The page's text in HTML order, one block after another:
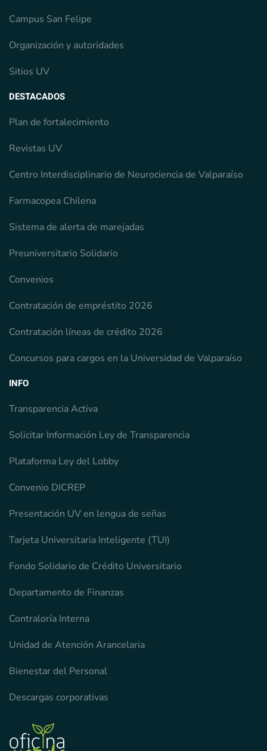
Campus San Felipe
Organización y autoridades
Sitios UV
DESTACADOS
Plan de fortalecimiento
Revistas UV
Centro Interdisciplinario de Neurociencia de Valparaíso
Farmacopea Chilena
Sistema de alerta de marejadas
Preuniversitario Solidario
Convenios
Contratación de empréstito 2026
Contratación líneas de crédito 2026
Concursos para cargos en la Universidad de Valparaíso
INFO
Transparencia Activa
Solicitar Información Ley de Transparencia
Plataforma Ley del Lobby
Convenio DICREP
Presentación UV en lengua de señas
Tarjeta Universitaria Inteligente (TUI)
Fondo Solidario de Crédito Universitario
Departamento de Finanzas
Contraloría Interna
Unidad de Atención Arancelaria
Bienestar del Personal
Descargas corporativas